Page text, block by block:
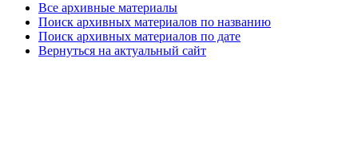
Все архивные материалы
Поиск архивных материалов по названию
Поиск архивных материалов по дате
Вернуться на актуальный сайт